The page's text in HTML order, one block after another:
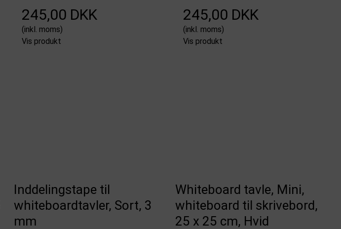
245,00 DKK
(inkl. moms)
Vis produkt
245,00 DKK
(inkl. moms)
Vis produkt
Inddelingstape til
whiteboardtavler, Sort, 3
mm
Whiteboard tavle, Mini,
whiteboard til skrivebord,
25 x 25 cm, Hvid